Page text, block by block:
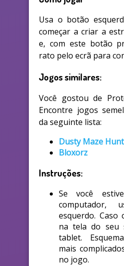
Usa o botão
começar a criar a
e, com este botão
rato pelo ecrã para
Jogos similares:
Você gostou de
Encontre jogos
da seguinte lista:
Dusty Maze
Bloxorz
Instruções:
Se você
computador,
esquerdo. Caso
na tela do seu
tablet.
mais
no jogo.